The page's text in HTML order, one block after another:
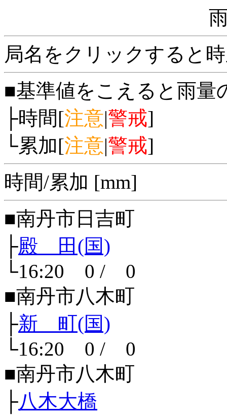
局名をクリックすると
■基準値をこえると雨量
├時間[注意|警戒]
└累加[注意|警戒]
時間/累加 [mm]
■南丹市日吉町
├殿 田(国)
└16:20 0 / 0
■南丹市八木町
├新 町(国)
└16:20 0 / 0
■南丹市八木町
├八木大橋